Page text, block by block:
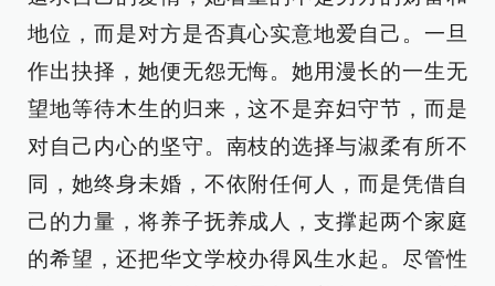
地位，而是对方是否真心实意地爱自己。一旦
作出抉择，她便无怨无悔。她用漫长的一生无
望地等待木生的归来，这不是弃妇守节，而是
对自己内心的坚守。南枝的选择与淑柔有所不
同，她终身未婚，不依附任何人，而是凭借自
己的力量，将养子抚养成人，支撑起两个家庭
的希望，还把华文学校办得风生水起。尽管性